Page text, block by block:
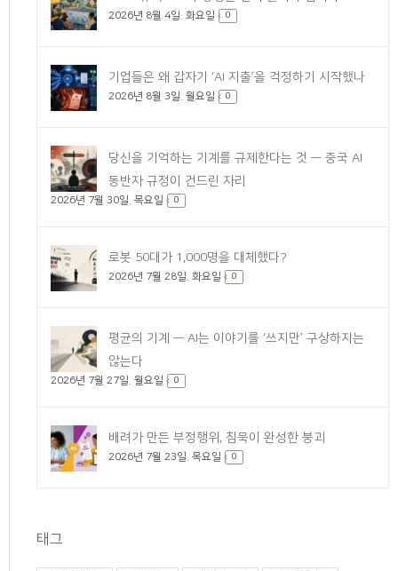
2026년 8월 4일. 화요일 0
기업들은 왜 갑자기 ‘AI 지출’을 걱정하기 시작했나
2026년 8월 3일. 월요일 0
당신을 기억하는 기계를 규제한다는 것 — 중국 AI
동반자 규정이 건드린 자리
2026년 7월 30일. 목요일 0
로봇 50대가 1,000명을 대체했다?
2026년 7월 28일. 화요일 0
평균의 기계 — AI는 이야기를 ‘쓰지만’ 구상하지는
않는다
2026년 7월 27일. 월요일 0
배려가 만든 부정행위, 침묵이 완성한 붕괴
2026년 7월 23일. 목요일 0
태그